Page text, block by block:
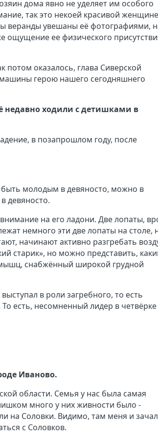
дома явно не уделяет им особого
так это некоей красивой
веранды увешаны её фотографиями,
ощущение ее физического
потом оказалось, глава Сиверской
герою нашего сегодняшнего
недавно ходили с детишками в
в позапрошлом году, после
быть молодым в девяносто, можно в
девяносто.
на его ладони. Две лопаты,
немного эти две лопаты на столе,
начинают активно разгребать
старик», но можно представить,
снабжённый широкой грудной
в роли загребного, то есть
есть, несомненный лидер в четвёрке
Иваново.
области. Семья у нас была самая
много у них живности было -
на Соловки. Видимо, там меня и
с Соловков.